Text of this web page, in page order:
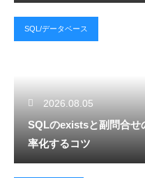
SQL/データベース
2026.08.05
SQLのexistsと副問合せ
率化するコツ